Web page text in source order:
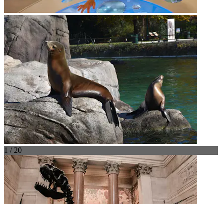
1 / 20